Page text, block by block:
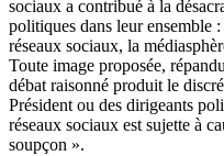
sociaux a contribué à la
politiques dans leur ensemble
réseaux sociaux, la
Toute image proposée,
débat raisonné produit le
Président ou des dirigeants
réseaux sociaux est sujette à
soupçon ».